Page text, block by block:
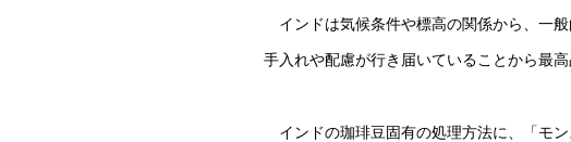
インドは気候条件や標高の関係から、一
手入れや配慮が行き届いていることから最
インドの珈琲豆固有の処理方法に、「モ